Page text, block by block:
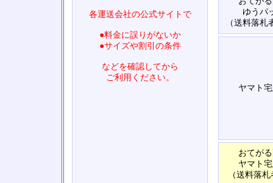
各運送会社の公式サイトで
●料金に誤りがないか
●サイズや割引の条件
などを確認してから
ご利用ください。
ゆうパ
（送料落札
ヤマト
おてが
ヤマト
（送料落